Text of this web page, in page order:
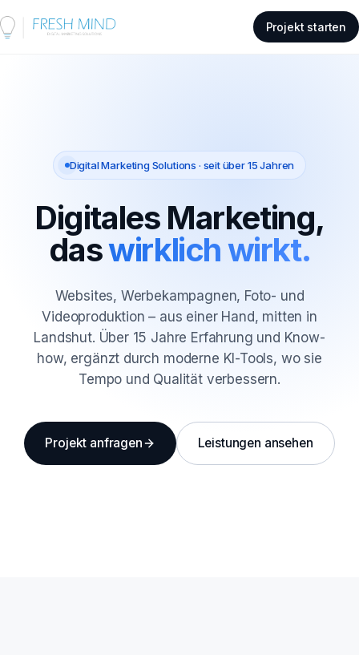
Projekt starten
Digital Marketing Solutions · seit über 15 Jahren
Digitales Marketing,
daswirklich wirkt.
Websites, Werbekampagnen, Foto- und
Videoproduktion – aus einer Hand, mitten in
Landshut. Über 15 Jahre Erfahrung und Know-
how, ergänzt durch moderne KI-Tools, wo sie
Tempo und Qualität verbessern.
Projekt anfragen Leistungen ansehen